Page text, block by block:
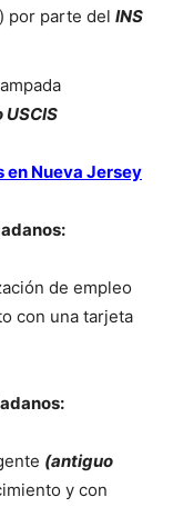
) por parte del INS
en Nueva Jersey
de empleo
con una tarjeta
(antiguo
y con